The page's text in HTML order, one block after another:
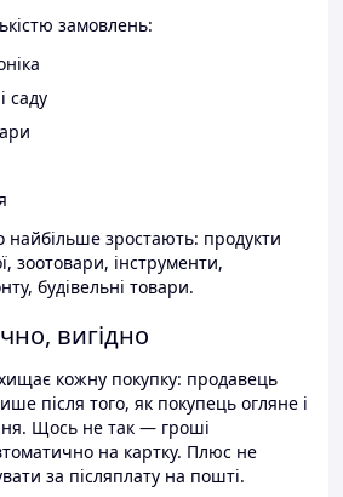
замовлень:
саду
найбільше зростають: продукти
зоотовари, інструменти,
будівельні товари.
вигідно
кожну покупку: продавець
після того, як покупець огляне і
Щось не так — гроші
на картку. Плюс не
за післяплату на пошті.